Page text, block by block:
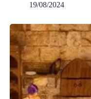
19/08/2024